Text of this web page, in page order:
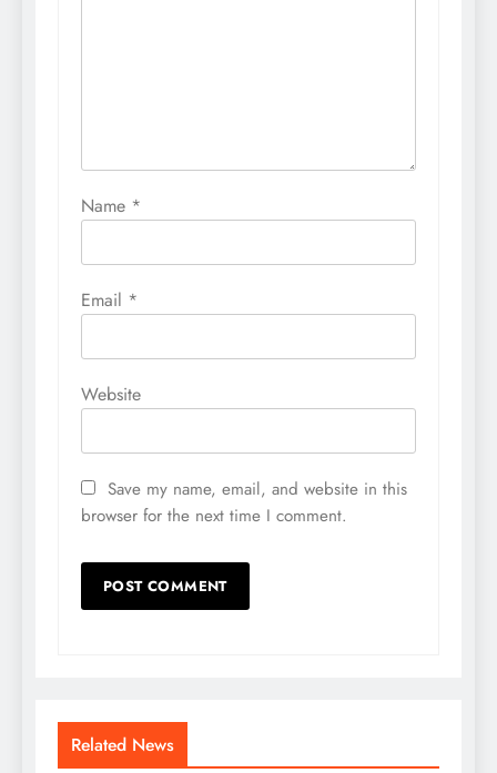
Name *
Email *
Website
Save my name, email, and website in this
browser for the next time I comment.
Related News